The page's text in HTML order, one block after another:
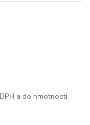
a do hmotnosti